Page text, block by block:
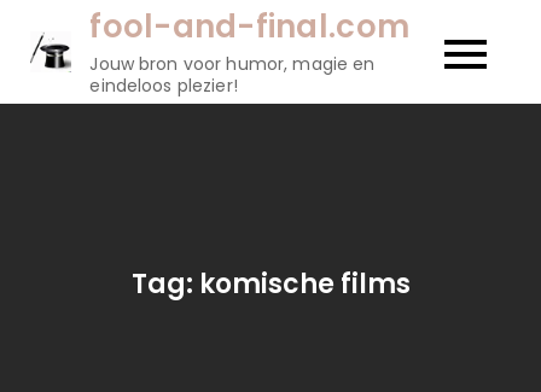
fool-and-final.com
Jouw bron voor humor, magie en
eindeloos plezier!
Tag: komische films